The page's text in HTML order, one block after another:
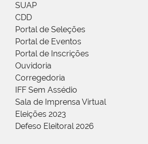
SUAP
CDD
Portal de Seleções
Portal de Eventos
Portal de Inscrições
Ouvidoria
Corregedoria
IFF Sem Assédio
Sala de Imprensa Virtual
Eleições 2023
Defeso Eleitoral 2026